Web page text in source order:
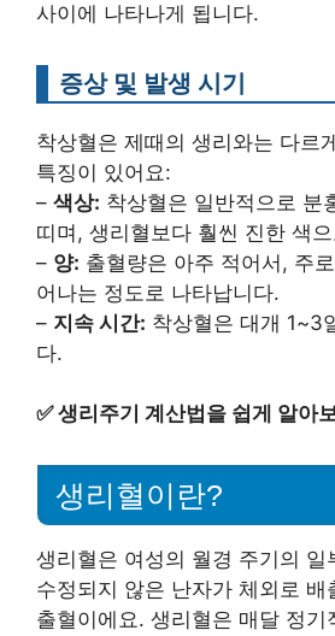
사이에 나타나게 됩니다.
증상 및 발생 시기
착상혈은 제때의 생리와는 다르
특징이 있어요:
– 색상: 착상혈은 일반적으로 분
띠며, 생리혈보다 훨씬 진한 색
– 양: 출혈량은 아주 적어서, 주
어나는 정도로 나타납니다.
– 지속 시간: 착상혈은 대개 1~3
다.
✅생리주기 계산법을 쉽게 알아
생리혈이란?
생리혈은 여성의 월경 주기의 일
수정되지 않은 난자가 체외로 배
출혈이에요. 생리혈은 매달 정기